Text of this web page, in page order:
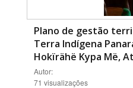
Plano de gestão
Terra Indígena
Hokïrähë Kypa Më,
Autor:
71 visualizações